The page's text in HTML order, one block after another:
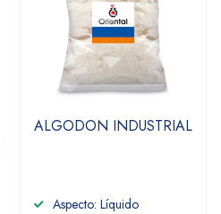
ALGODON INDUSTRIAL
Aspecto: Líquido